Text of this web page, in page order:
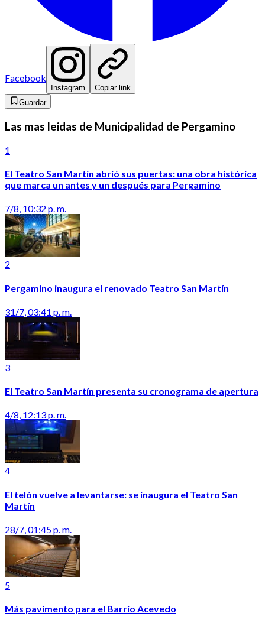
Facebook
Instagram
Copiar link
Guardar
Las mas leidas de Municipalidad de Pergamino
1
El Teatro San Martín abrió sus puertas: una obra histórica
que marca un antes y un después para Pergamino
7/8, 10:32 p. m.
2
Pergamino inaugura el renovado Teatro San Martín
31/7, 03:41 p. m.
3
El Teatro San Martín presenta su cronograma de apertura
4/8, 12:13 p. m.
4
El telón vuelve a levantarse: se inaugura el Teatro San
Martín
28/7, 01:45 p. m.
5
Más pavimento para el Barrio Acevedo